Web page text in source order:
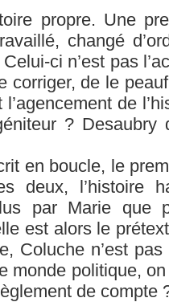
propre. Une
changé
ci n’est pas
corriger, de le
de
? Desaubry
en boucle, le
deux, l’histoire
par Marie que
est alors le
Coluche n’est
monde politique,
de compte